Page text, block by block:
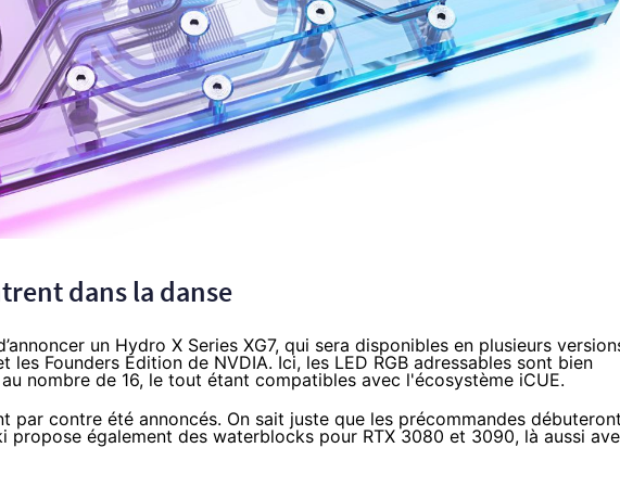
dans la danse
un Hydro X Series XG7, qui sera disponibles en plusieurs
les Founders Edition de NVDIA. Ici, les LED RGB adressables sont bien
nombre de 16, le tout étant compatibles avec l'écosystème iCUE.
par contre été annoncés. On sait juste que les précommandes
propose également des waterblocks pour RTX 3080 et 3090, là aussi